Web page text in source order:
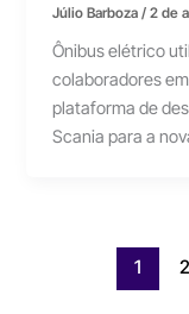
Júlio Barboza/2 de
Ônibus elétrico
colaboradores
plataforma de
Scania para a
1 2